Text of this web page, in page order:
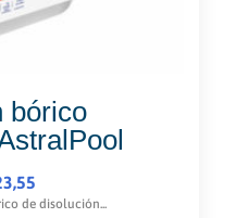
bórico
de disolución...